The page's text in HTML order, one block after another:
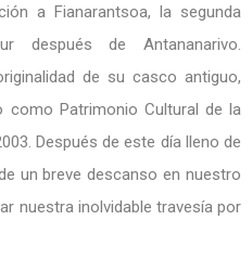
a Fianarantsoa, la segunda
después de Antananarivo.
de su casco antiguo,
como Patrimonio Cultural de la
Después de este día lleno de
un breve descanso en nuestro
nuestra inolvidable travesía por